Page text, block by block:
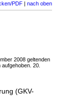
PDF | nach oben
2008 geltenden
20.
(GKV-